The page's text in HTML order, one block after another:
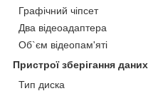
Графічний чіпсет
Два відеоадаптера
Об`єм відеопам'яті
Пристрої зберігання даних
Тип диска